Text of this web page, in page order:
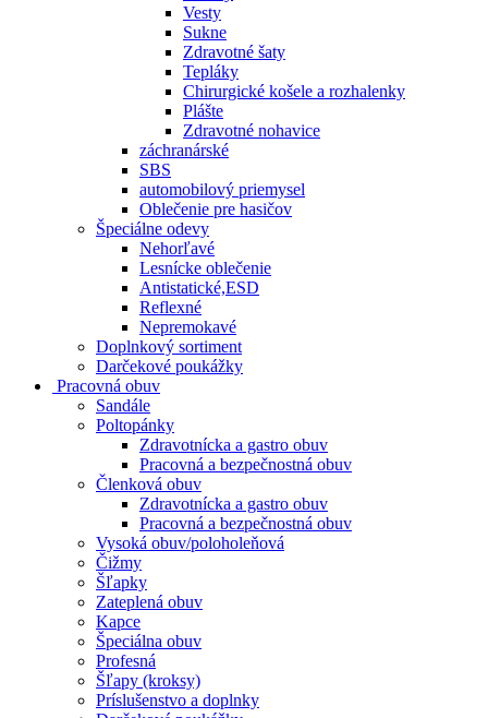
Vesty
Sukne
Zdravotné šaty
Tepláky
Chirurgické košele a rozhalenky
Plášte
Zdravotné nohavice
záchranárské
SBS
automobilový priemysel
Oblečenie pre hasičov
Špeciálne odevy
Nehorľavé
Lesnícke oblečenie
Antistatické,ESD
Reflexné
Nepremokavé
Doplnkový sortiment
Darčekové poukážky
Pracovná obuv
Sandále
Poltopánky
Zdravotnícka a gastro obuv
Pracovná a bezpečnostná obuv
Členková obuv
Zdravotnícka a gastro obuv
Pracovná a bezpečnostná obuv
Vysoká obuv/poloholeňová
Čižmy
Šľapky
Zateplená obuv
Kapce
Špeciálna obuv
Profesná
Šľapy (kroksy)
Príslušenstvo a doplnky